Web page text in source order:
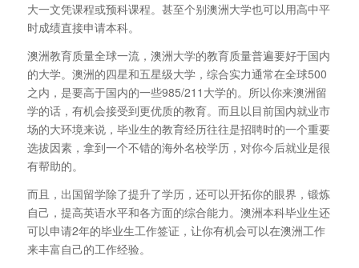
大一文凭课程或预科课程。甚至个别澳洲大学也可以用高中平
时成绩直接申请本科。
澳洲教育质量全球一流，澳洲大学的教育质量普遍要好于国内
的大学。澳洲的四星和五星级大学，综合实力通常在全球500
之内，是要高于国内的一些985/211大学的。所以你来澳洲留
学的话，有机会接受到更优质的教育。而且以目前国内就业市
场的大环境来说，毕业生的教育经历往往是招聘时的一个重要
选拔因素，拿到一个不错的海外名校学历，对你今后就业是很
有帮助的。
而且，出国留学除了提升了学历，还可以开拓你的眼界，锻炼
自己，提高英语水平和各方面的综合能力。澳洲本科毕业生还
可以申请2年的毕业生工作签证，让你有机会可以在澳洲工作
来丰富自己的工作经验。